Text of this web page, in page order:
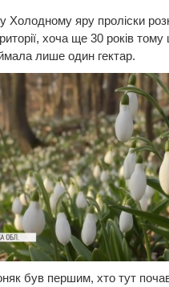
Холодному яру проліски
хоча ще 30 років
лише один гектар.
був першим, хто тут